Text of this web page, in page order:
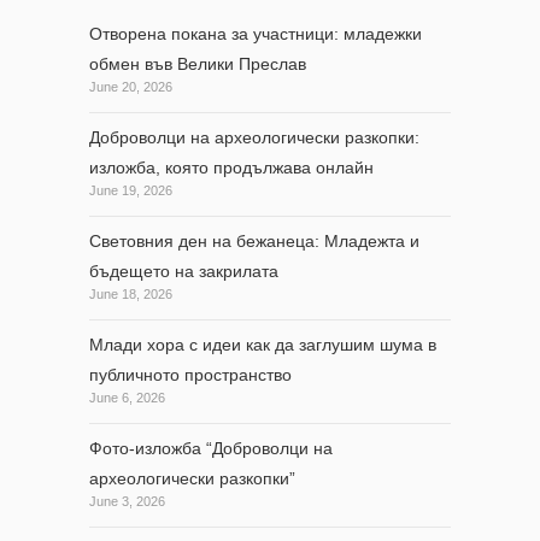
Отворена покана за участници: младежки
обмен във Велики Преслав
June 20, 2026
Доброволци на археологически разкопки:
изложба, която продължава онлайн
June 19, 2026
Световния ден на бежанеца: Младежта и
бъдещето на закрилата
June 18, 2026
Млади хора с идеи как да заглушим шума в
публичното пространство
June 6, 2026
Фото-изложба “Доброволци на
археологически разкопки”
June 3, 2026